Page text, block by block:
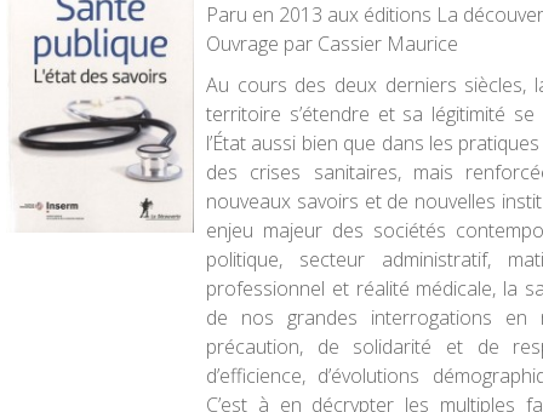
Paru en 2013 aux éditions La
Ouvrage par Cassier Maurice
Au cours des deux derniers siècles,
territoire s’étendre et sa légitimité
l’État aussi bien que dans les
des crises sanitaires, mais
nouveaux savoirs et de nouvelles
enjeu majeur des sociétés
politique, secteur administratif,
professionnel et réalité médicale, la
de nos grandes interrogations
précaution, de solidarité et de
d’efficience, d’évolutions
C’est à en décrypter les multiples